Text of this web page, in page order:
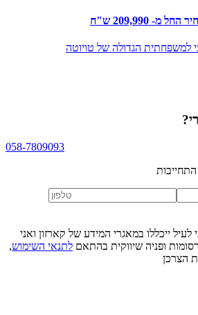
209,990 ש"ח
למשפחתית הגדולה של טויוטה
?
058-7809093
ייכללו במאגרי המידע של קארזון ואני
ופניה שיווקית בהתאם לתנאי השימוש,
הצרכן